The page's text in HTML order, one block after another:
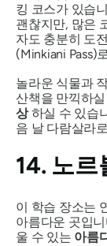
킹 코스가 있습
괜찮지만, 많은
자도 충분히 도
(Minkiani Pass)
놀라운 식물과
산책을 만끽하
상하실 수 있습
음 날 다람살라
14. 노
이 학습 장소는
아름다운 곳입
울 수 있는 아름